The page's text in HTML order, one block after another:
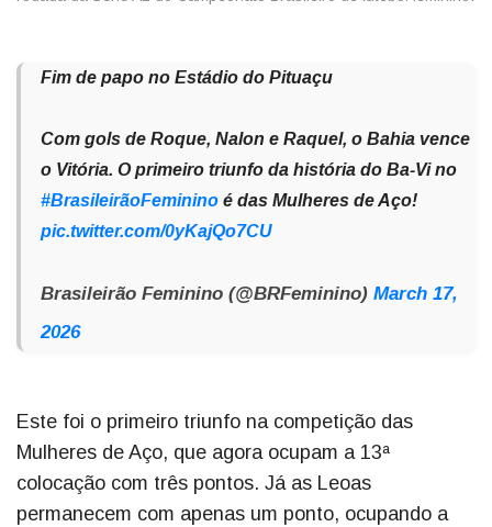
Fim de papo no Estádio do Pituaçu
Com gols de Roque, Nalon e Raquel, o Bahia vence
o Vitória. O primeiro triunfo da história do Ba-Vi no
#BrasileirãoFeminino é das Mulheres de Aço!
pic.twitter.com/0yKajQo7CU
Brasileirão Feminino (@BRFeminino) March 17,
2026
Este foi o primeiro triunfo na competição das
Mulheres de Aço, que agora ocupam a 13ª
colocação com três pontos. Já as Leoas
permanecem com apenas um ponto, ocupando a